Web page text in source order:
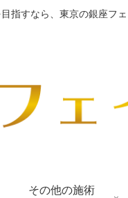
指すなら、東京の銀座フ
その他の施術